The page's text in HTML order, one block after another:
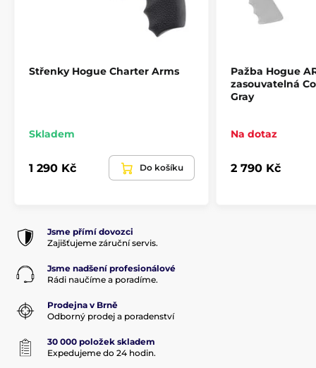
- Barvy: černá, OD Green, Flat Dark Earh , fialová,
Produkt je zařazen v kategoriích
Příslušenství Pažby, pažbičky a střenky
Pažby pro dlouhé zbraně
Střenky Hogue Charter Arms
Skladem
1 290 Kč Do košíku
Pažba Hogue
zasouvatelná
Gray
Na dotaz
2 790 Kč
Jsme přímí dovozci
Zajišťujeme záruční servis.
Jsme nadšení profesionálové
Rádi naučíme a poradíme.
Prodejna v Brně
Odborný prodej a poradenství
30 000 položek skladem
Expedujeme do 24 hodin.